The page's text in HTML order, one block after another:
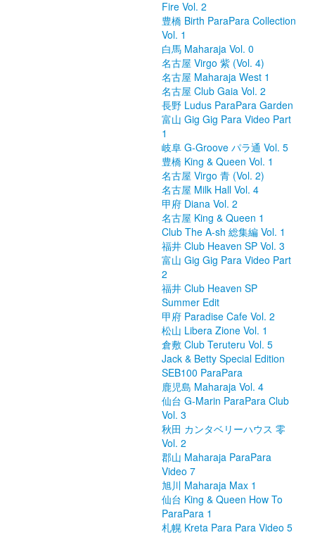
Fire Vol. 2
豊橋 Birth ParaPara Collection
Vol. 1
白馬 Maharaja Vol. 0
名古屋 Virgo 紫 (Vol. 4)
名古屋 Maharaja West 1
名古屋 Club Gaia Vol. 2
長野 Ludus ParaPara Garden
富山 Gig Gig Para Video Part
1
岐阜 G-Groove パラ通 Vol. 5
豊橋 King & Queen Vol. 1
名古屋 Virgo 青 (Vol. 2)
名古屋 Milk Hall Vol. 4
甲府 Diana Vol. 2
名古屋 King & Queen 1
Club The A-sh 総集編 Vol. 1
福井 Club Heaven SP Vol. 3
富山 Gig Gig Para Video Part
2
福井 Club Heaven SP
Summer Edit
甲府 Paradise Cafe Vol. 2
松山 Libera Zione Vol. 1
倉敷 Club Teruteru Vol. 5
Jack & Betty Special Edition
SEB100 ParaPara
鹿児島 Maharaja Vol. 4
仙台 G-Marin ParaPara Club
Vol. 3
秋田 カンタベリーハウス 零
Vol. 2
郡山 Maharaja ParaPara
Video 7
旭川 Maharaja Max 1
仙台 King & Queen How To
ParaPara 1
札幌 Kreta Para Para Video 5